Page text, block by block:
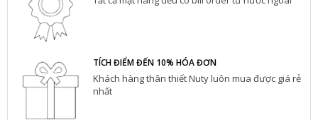
TÍCH ĐIỂM ĐẾN 10% HÓA ĐƠN
Khách hàng thân thiết Nuty luôn mua được giá rẻ
nhất